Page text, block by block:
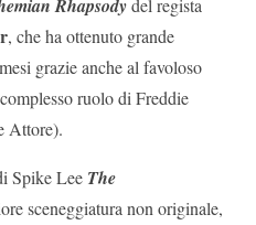
Rhapsodydel regista
, che ha ottenuto grande
grazie anche al favoloso
ruolo di Freddie
Attore).
Spike Lee The
sceneggiatura non originale,